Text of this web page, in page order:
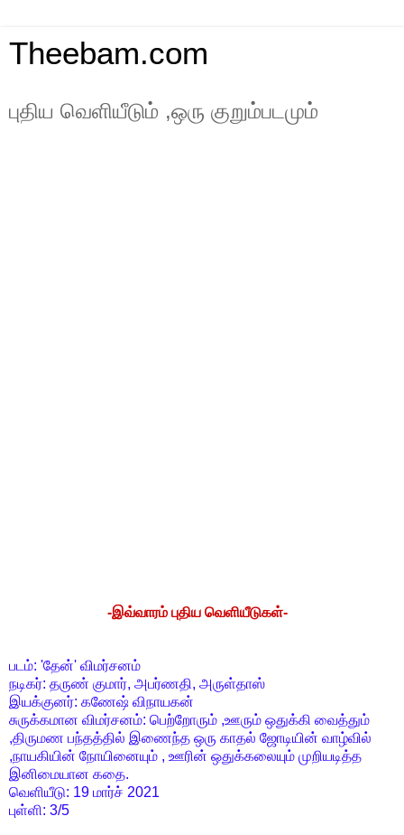
Theebam.com
புதிய வெளியீடும் ,ஒரு குறும்படமும்
-இவ்வாரம் புதிய வெளியீடுகள்-
படம்: 'தேன்' விமர்சனம்
நடிகர்: தருண் குமார், அபர்ணதி, அருள்தாஸ்
இயக்குனர்: கணேஷ் விநாயகன்
சுருக்கமான விமர்சனம்: பெற்றோரும் ,ஊரும் ஒதுக்கி வைத்தும்
,திருமண பந்தத்தில் இணைந்த ஒரு காதல் ஜோடியின் வாழ்வில்
,நாயகியின் நோயினையும் , ஊரின் ஒதுக்கலையும் முறியடித்த
இனிமையான கதை.
வெளியீடு: 19 மார்ச் 2021
புள்ளி: 3/5